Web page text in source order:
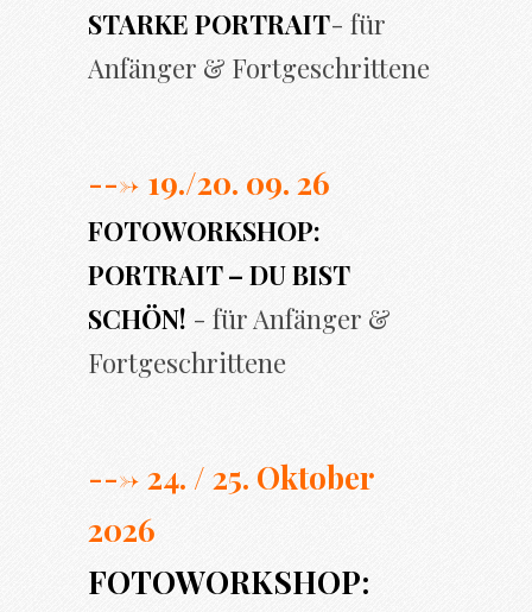
STARKE PORTRAIT- für
Anfänger & Fortgeschrittene
---> 19./20. 09. 26
FOTOWORKSHOP:
PORTRAIT – DU BIST
SCHÖN! - für Anfänger &
Fortgeschrittene
---> 24. / 25. Oktober
2026
FOTOWORKSHOP: